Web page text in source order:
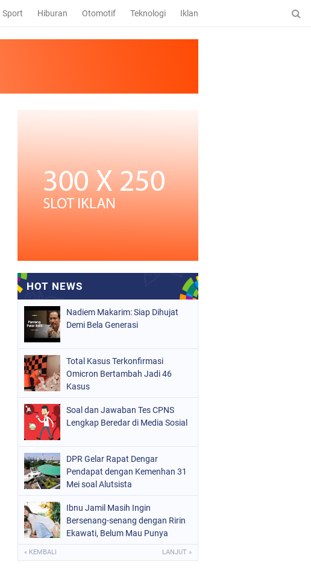
Sport Hiburan Otomotif Teknologi Iklan
Nadiem Makarim: Siap Dihujat
Demi Bela Generasi
Total Kasus Terkonfirmasi
Omicron Bertambah Jadi 46
Kasus
Soal dan Jawaban Tes CPNS
Lengkap Beredar di Media Sosial
DPR Gelar Rapat Dengar
Pendapat dengan Kemenhan 31
Mei soal Alutsista
Ibnu Jamil Masih Ingin
Bersenang-senang dengan Ririn
Ekawati, Belum Mau Punya
« KEMBALI LANJUT »